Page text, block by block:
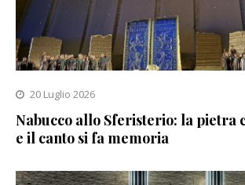
20 Luglio 2026
Nabucco allo Sferisterio: la pietra
e il canto si fa memoria